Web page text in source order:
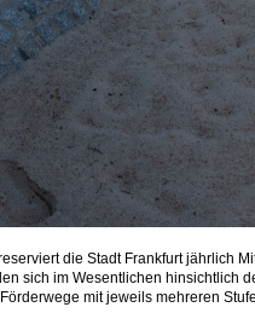
die Stadt Frankfurt
sich im Wesentlichen hinsichtlich
mit jeweils mehreren